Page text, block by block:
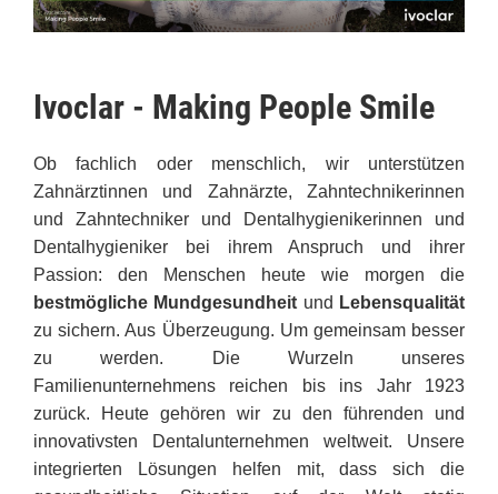
Ivoclar - Making People Smile
Ob fachlich oder menschlich, wir unterstützen
Zahnärztinnen und Zahnärzte, Zahntechnikerinnen
und Zahntechniker und Dentalhygienikerinnen und
Dentalhygieniker bei ihrem Anspruch und ihrer
Passion: den Menschen heute wie morgen die
bestmögliche Mundgesundheit und Lebensqualität
zu sichern. Aus Überzeugung. Um gemeinsam besser
zu werden. Die Wurzeln unseres
Familienunternehmens reichen bis ins Jahr 1923
zurück. Heute gehören wir zu den führenden und
innovativsten Dentalunternehmen weltweit. Unsere
integrierten Lösungen helfen mit, dass sich die